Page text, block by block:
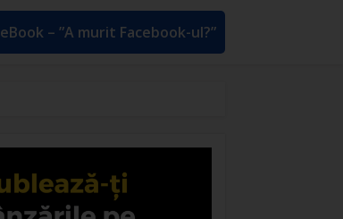
eBook – ”A murit Facebook-ul?”